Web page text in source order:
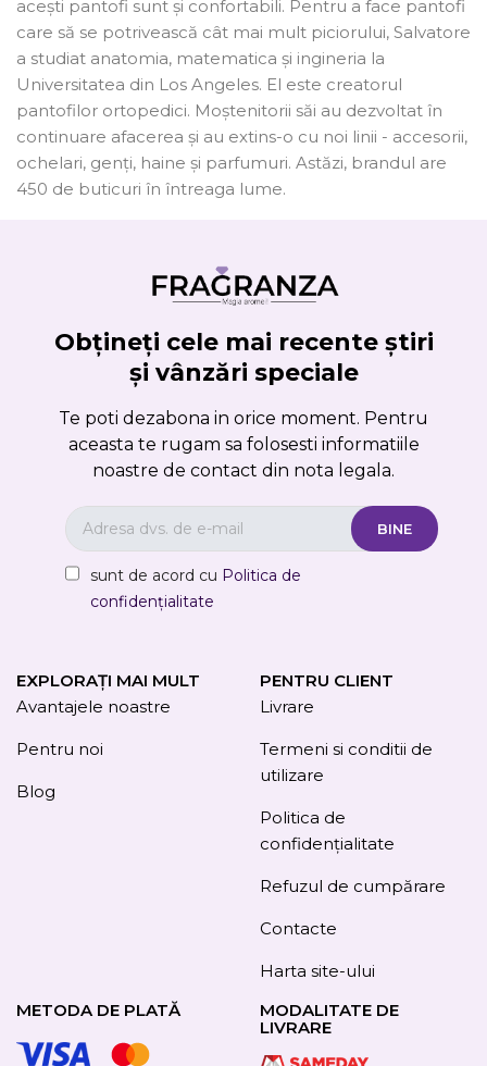
acești pantofi sunt și confortabili. Pentru a face pantofi
care să se potrivească cât mai mult piciorului, Salvatore
a studiat anatomia, matematica și ingineria la
Universitatea din Los Angeles. El este creatorul
pantofilor ortopedici. Moștenitorii săi au dezvoltat în
continuare afacerea și au extins-o cu noi linii - accesorii,
ochelari, genți, haine și parfumuri. Astăzi, brandul are
450 de buticuri în întreaga lume.
Obțineți cele mai recente știri
și vânzări speciale
Te poti dezabona in orice moment. Pentru
aceasta te rugam sa folosesti informatiile
noastre de contact din nota legala.
sunt de acord cu Politica de
confidențialitate
EXPLORAȚI MAI MULT
Avantajele noastre
Pentru noi
Blog
PENTRU CLIENT
Livrare
Termeni si conditii de
utilizare
Politica de
confidențialitate
Refuzul de cumpărare
Contacte
Harta site-ului
METODA DE PLATĂ
MODALITATE DE
LIVRARE